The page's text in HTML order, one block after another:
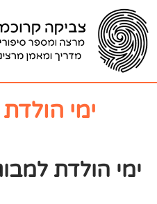
יצירת
קשר
עבור
לתוכן
ימי
ימי הולדת